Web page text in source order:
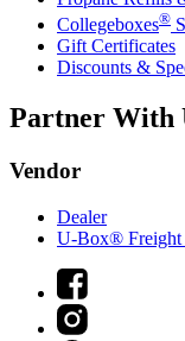
Collegeboxes®
Gift Certificates
Discounts &
Partner With
Vendor
Dealer
U-Box® Freight